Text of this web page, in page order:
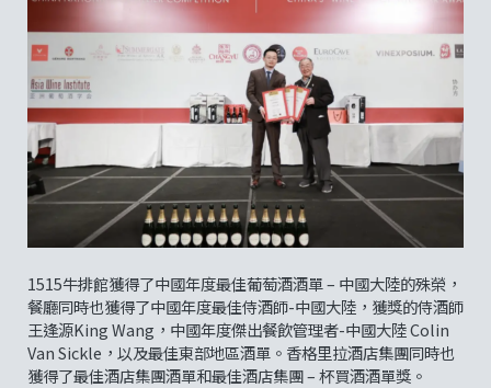
1515牛排館獲得了中國年度最佳葡萄酒酒單 – 中國大陸的殊榮，
餐廳同時也獲得了中國年度最佳侍酒師-中國大陸，獲獎的侍酒師
王逢源King Wang，中國年度傑出餐飲管理者-中國大陸 Colin
Van Sickle，以及最佳東部地區酒單。香格里拉酒店集團同時也
獲得了最佳酒店集團酒單和最佳酒店集團 – 杯買酒酒單獎。